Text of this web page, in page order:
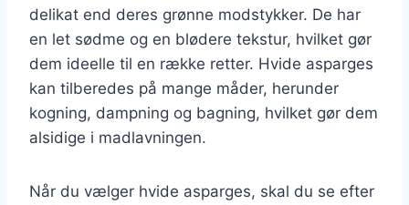
delikat end deres grønne modstykker. De har
en let sødme og en blødere tekstur, hvilket gør
dem ideelle til en række retter. Hvide asparges
kan tilberedes på mange måder, herunder
kogning, dampning og bagning, hvilket gør dem
alsidige i madlavningen.
Når du vælger hvide asparges, skal du se efter